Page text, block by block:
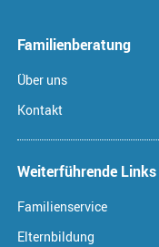
Familienberatung
Über uns
Kontakt
Weiterführende Links
Familienservice
Elternbildung